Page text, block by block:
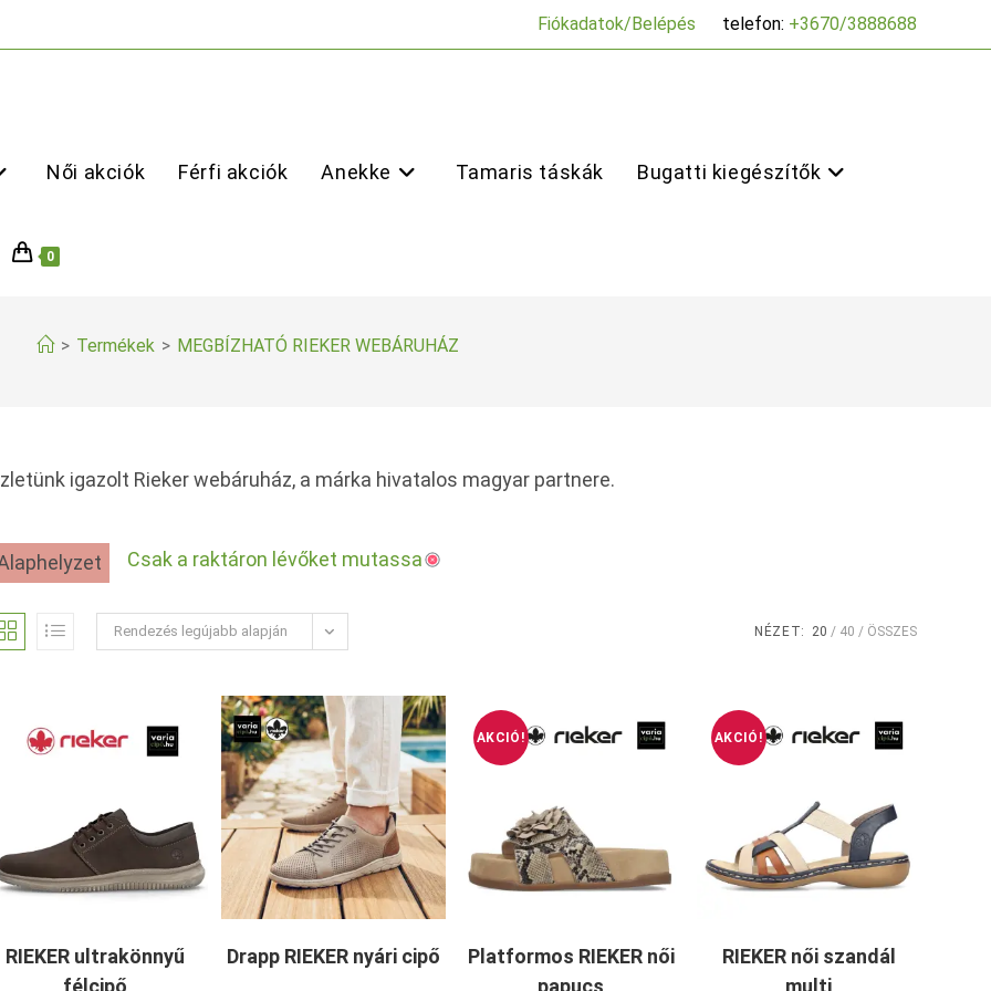
Fiókadatok/Belépés telefon: +3670/3888688
Női akciók Férfi akciók Anekke Tamaris táskák Bugatti kiegészítők
0
> Termékek > MEGBÍZHATÓ RIEKER WEBÁRUHÁZ
igazolt Rieker webáruház, a márka hivatalos magyar partnere.
Csak a raktáron lévőket mutassa
Rendezés legújabb alapján NÉZET: 20 40 ÖSSZES
RIEKER ultrakönnyű
Drapp RIEKER nyári cipő
AKCIÓ!
Platformos RIEKER női
AKCIÓ!
RIEKER női szandál